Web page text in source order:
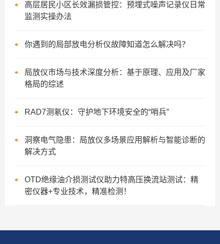
高层居民小区长效漏损管控：预埋式噪声记录仪日常
监测实操办法
你遇到的局部放电分析仪故障知道怎么解决吗？
局放仪市场与技术深度分析：基于原理、应用及厂家
格局的综述
RAD7测氡仪：守护地下环境安全的“哨兵”
洞察电气隐患：局放仪多场景应用解析与智能诊断的
解决方式
OTD绝缘油介损测试仪助力特高压换流站测试：精
密仪器+专业技术，精准检测！